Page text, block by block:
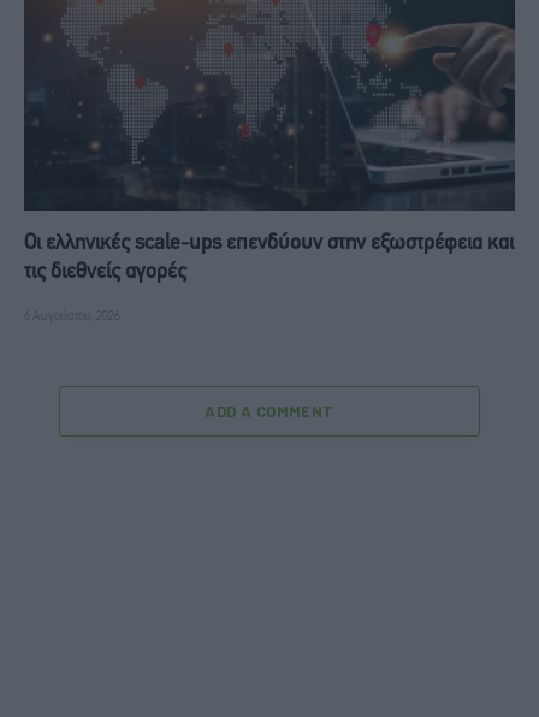
Οι ελληνικές scale-ups επενδύουν στην εξωστρέφεια και
τις διεθνείς αγορές
6 Αυγούστου, 2026
ADD A COMMENT